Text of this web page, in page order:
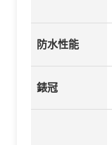
防水性能
錶冠